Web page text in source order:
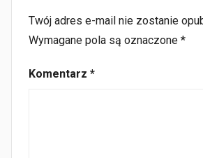
Twój adres e-mail nie zostanie
Wymagane pola są oznaczone *
Komentarz *